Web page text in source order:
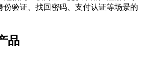
份验证、找回密码、支付认证等场景的
品